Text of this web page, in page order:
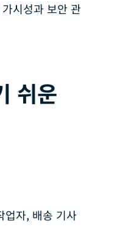
시성과 보안 관
쉬운
업자, 배송 기사